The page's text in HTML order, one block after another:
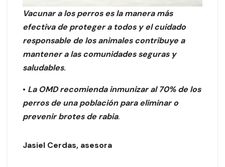
Vacunar a los perros es la manera más
efectiva de proteger a todos y el cuidado
responsable de los animales contribuye a
mantener a las comunidades seguras y
saludables.
• La OMD recomienda inmunizar al 70% de los
perros de una población para eliminar o
prevenir brotes de rabia.
Jasiel Cerdas, asesora